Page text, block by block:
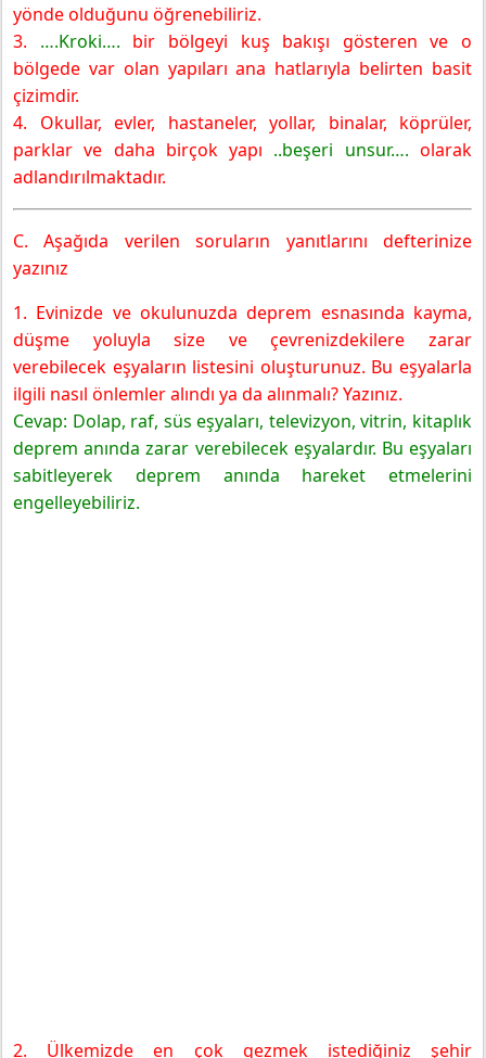
yönde olduğunu öğrenebiliriz.
3. ….Kroki…. bir bölgeyi kuş bakışı gösteren ve o
bölgede var olan yapıları ana hatlarıyla belirten basit
çizimdir.
4. Okullar, evler, hastaneler, yollar, binalar, köprüler,
parklar ve daha birçok yapı ..beşeri unsur…. olarak
adlandırılmaktadır.
C. Aşağıda verilen soruların yanıtlarını defterinize
yazınız
1. Evinizde ve okulunuzda deprem esnasında kayma,
düşme yoluyla size ve çevrenizdekilere zarar
verebilecek eşyaların listesini oluşturunuz. Bu eşyalarla
ilgili nasıl önlemler alındı ya da alınmalı? Yazınız.
Cevap: Dolap, raf, süs eşyaları, televizyon, vitrin, kitaplık
deprem anında zarar verebilecek eşyalardır. Bu eşyaları
sabitleyerek deprem anında hareket etmelerini
engelleyebiliriz.
2. Ülkemizde en çok gezmek istediğiniz şehir